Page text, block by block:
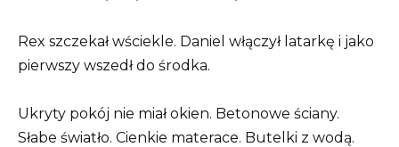
Rex szczekał wściekle. Daniel włączył latarkę i jako
pierwszy wszedł do środka.
Ukryty pokój nie miał okien. Betonowe ściany.
Słabe światło. Cienkie materace. Butelki z wodą.